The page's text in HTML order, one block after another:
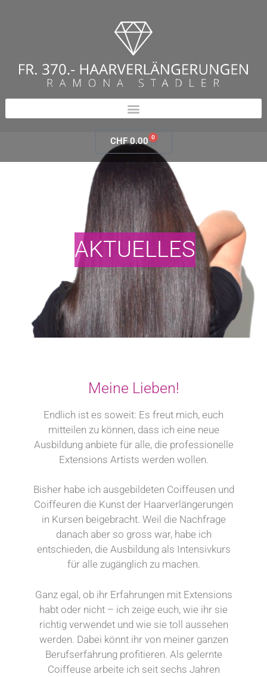
CHF0.00 0
AKTUELLES
Meine Lieben!
Endlich ist es soweit: Es freut mich, euch
mitteilen zu können, dass ich eine neue
Ausbildung anbiete für alle, die professionelle
Extensions Artists werden wollen.
Bisher habe ich ausgebildeten Coiffeusen und
Coiffeuren die Kunst der Haarverlängerungen
in Kursen beigebracht. Weil die Nachfrage
danach aber so gross war, habe ich
entschieden, die Ausbildung als Intensivkurs
für alle zugänglich zu machen.
Ganz egal, ob ihr Erfahrungen mit Extensions
habt oder nicht – ich zeige euch, wie ihr sie
richtig verwendet und wie sie toll aussehen
werden. Dabei könnt ihr von meiner ganzen
Berufserfahrung profitieren. Als gelernte
Coiffeuse arbeite ich seit sechs Jahren